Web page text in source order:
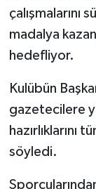
çalışmalarını
madalya
hedefliyor.
Kulübün
gazetecilere
hazırlıklarını
söyledi.